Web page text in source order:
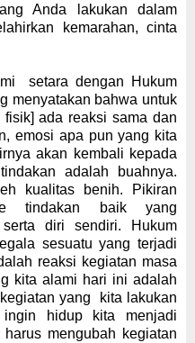
Anda lakukan dalam
kemarahan, cinta
setaradengan Hukum
menyatakan bahwa untuk
ada reaksi sama dan
emosi apa pun yang kita
akan kembali kepada
adalah
buahnya.
kualitas benih. Pikiran
tindakan baik yang
diri sendiri. Hukum
sesuatu yang terjadi
reaksi kegiatan masa
kita alami hari ini adalah
yang kita lakukan
hidup kita menjadi
mengubah kegiatan